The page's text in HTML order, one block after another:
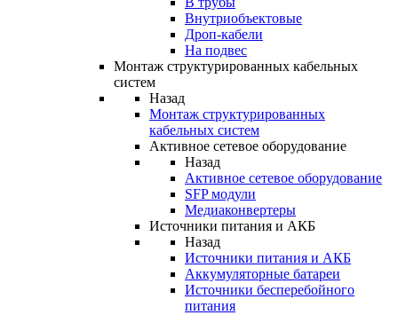
Внутриобъектовые
Дроп-кабели
На подвес
Монтаж структурированных кабельных
систем
Назад
Монтаж структурированных
кабельных систем
Активное сетевое оборудование
Назад
Активное сетевое оборудование
SFP модули
Медиаконвертеры
Источники питания и АКБ
Назад
Источники питания и АКБ
Аккумуляторные батареи
Источники бесперебойного
питания